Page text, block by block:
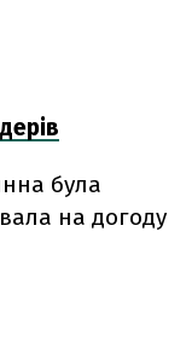
була
на догоду